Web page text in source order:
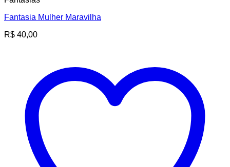
Fantasia Mulher Maravilha
R$ 40,00